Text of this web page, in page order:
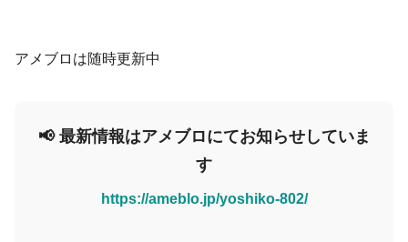
アメブロは随時更新中
📢 最新情報はアメブロにてお知らせしていま
す
https://ameblo.jp/yoshiko-802/